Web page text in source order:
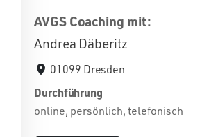
AVGS Coaching mit:
Andrea Däberitz
01099 Dresden
Durchführung
online, persönlich, telefonisch